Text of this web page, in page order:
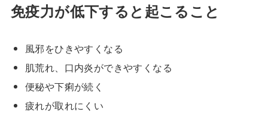
免疫力が低下すると起こること
風邪をひきやすくなる
肌荒れ、口内炎ができやすくなる
便秘や下痢が続く
疲れが取れにくい